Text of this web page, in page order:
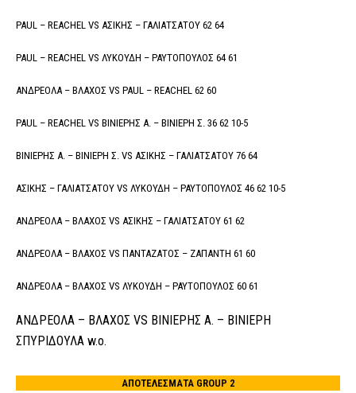
PAUL – REACHEL VS ΑΣΙΚΗΣ – ΓΑΛΙΑΤΣΑΤΟΥ 62 64
PAUL – REACHEL VS ΛΥΚΟΥΔΗ – ΡΑΥΤΟΠΟΥΛΟΣ 64 61
ΑΝΔΡΕΟΛΑ – ΒΛΑΧΟΣ VS PAUL – REACHEL 62 60
PAUL – REACHEL VS ΒΙΝΙΕΡΗΣ Α. – ΒΙΝΙΕΡΗ Σ. 36 62 10-5
ΒΙΝΙΕΡΗΣ Α. – ΒΙΝΙΕΡΗ Σ. VS ΑΣΙΚΗΣ – ΓΑΛΙΑΤΣΑΤΟΥ 76 64
ΑΣΙΚΗΣ – ΓΑΛΙΑΤΣΑΤΟΥ VS ΛΥΚΟΥΔΗ – ΡΑΥΤΟΠΟΥΛΟΣ 46 62 10-5
ΑΝΔΡΕΟΛΑ – ΒΛΑΧΟΣ VS ΑΣΙΚΗΣ – ΓΑΛΙΑΤΣΑΤΟΥ 61 62
ΑΝΔΡΕΟΛΑ – ΒΛΑΧΟΣ VS ΠΑΝΤΑΖΑΤΟΣ – ΖΑΠΑΝΤΗ 61 60
ΑΝΔΡΕΟΛΑ – ΒΛΑΧΟΣ VS ΛΥΚΟΥΔΗ – ΡΑΥΤΟΠΟΥΛΟΣ 60 61
ΑΝΔΡΕΟΛΑ – ΒΛΑΧΟΣ VS ΒΙΝΙΕΡΗΣ Α. – ΒΙΝΙΕΡΗ
ΣΠΥΡΙΔΟΥΛΑ w.o.
ΑΠΟΤΕΛΕΣΜΑΤΑ GROUP 2